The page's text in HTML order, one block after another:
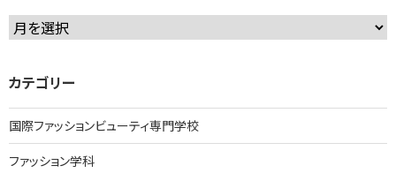
ア
ー
イ
ブ
カテゴリー
国際ファッションビューティ専門学校
ファッション学科